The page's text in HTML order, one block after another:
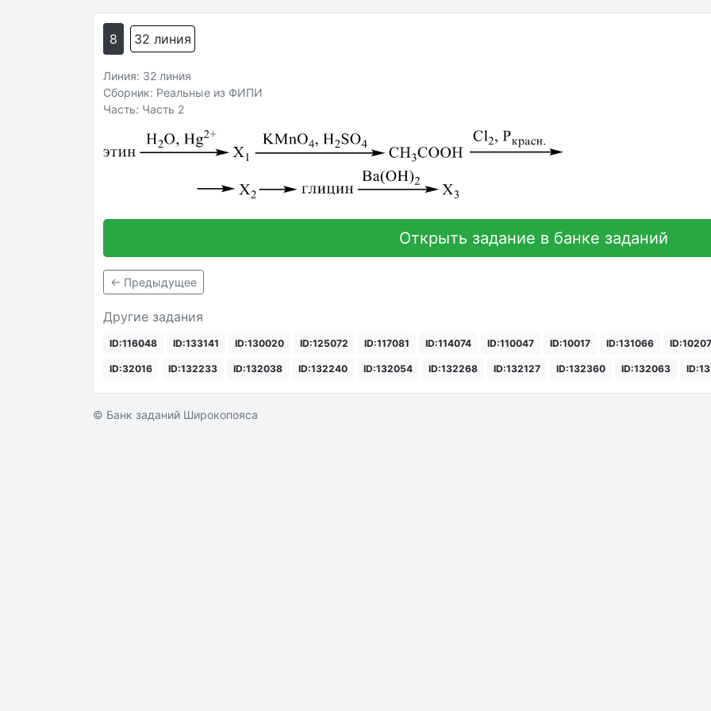
8 32 линия
Линия: 32 линия
Сборник: Реальные из ФИПИ
Часть: Часть 2
Открыть задание в банке заданий
← Предыдущее
Другие задания
ID:116048 ID:133141 ID:130020 ID:125072 ID:117081 ID:114074 ID:110047 ID:10017 ID:131066
ID:32016 ID:132233 ID:132038 ID:132240 ID:132054 ID:132268 ID:132127 ID:132360 ID:132063
© Банк заданий Широкопояса